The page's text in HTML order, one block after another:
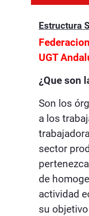
Estructura
UGT
¿Que son
Son los
a los
sector
de
actividad
su